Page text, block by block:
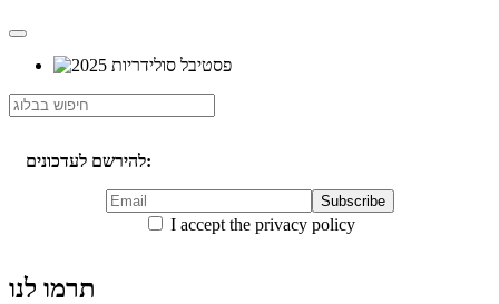
להירשם לעדכונים:
I accept the privacy policy
תרמו לנו